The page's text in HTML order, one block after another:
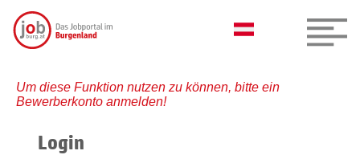
Um diese Funktion nutzen zu können, bitte ein
Bewerberkonto anmelden!
Login